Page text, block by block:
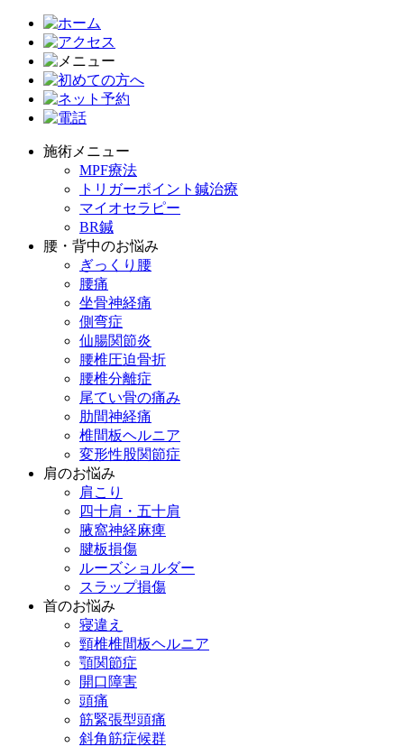
施術メニュー
MPF療法
トリガーポイント鍼治療
マイオセラピー
BR鍼
腰・背中のお悩み
ぎっくり腰
腰痛
坐骨神経痛
側弯症
仙腸関節炎
腰椎圧迫骨折
腰椎分離症
尾てい骨の痛み
肋間神経痛
椎間板ヘルニア
変形性股関節症
肩のお悩み
肩こり
四十肩・五十肩
腋窩神経麻痺
腱板損傷
ルーズショルダー
スラップ損傷
首のお悩み
寝違え
頸椎椎間板ヘルニア
顎関節症
開口障害
頭痛
筋緊張型頭痛
斜角筋症候群